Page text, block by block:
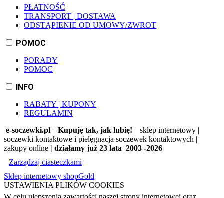
PŁATNOŚĆ
TRANSPORT | DOSTAWA
ODSTĄPIENIE OD UMOWY/ZWROT
POMOC
PORADY
POMOC
INFO
RABATY | KUPONY
REGULAMIN
e-soczewki.pl | Kupuję tak, jak lubię! | sklep internetowy |
soczewki kontaktowe i pielęgnacja soczewek kontaktowych |
zakupy online | działamy już 23 lata 2003 -2026
Zarządzaj ciasteczkami
Sklep internetowy shopGold
USTAWIENIA PLIKÓW COOKIES